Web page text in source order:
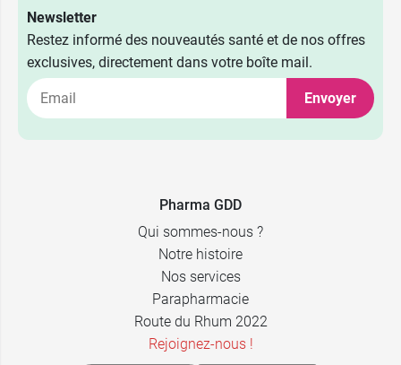
Newsletter
Restez informé des nouveautés santé et de nos offres
exclusives, directement dans votre boîte mail.
Envoyer
Pharma GDD
Qui sommes-nous ?
Notre histoire
Nos services
Parapharmacie
Route du Rhum 2022
Rejoignez-nous !